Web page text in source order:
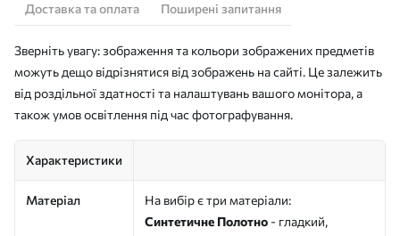
Доставка та оплата
Поширені запитання
Зверніть увагу: зображення та кольори зображених предметів
можуть дещо відрізнятися від зображень на сайті. Це залежить
від роздільної здатності та налаштувань вашого монітора, а
також умов освітлення під час фотографування.
Характеристики
Матеріал
На вибір є три матеріали:
Синтетичне Полотно - гладкий,